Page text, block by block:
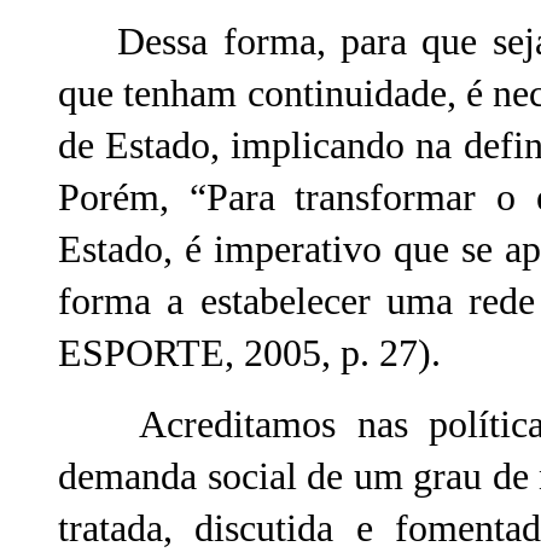
Dessa forma, para que
que tenham continuidade, é
de Estado, implicando na
Porém, “Para transformar
Estado, é imperativo que se
forma a estabelecer uma
ESPORTE, 2005, p. 27).
Acreditamos nas
demanda social de um grau de
tratada, discutida e